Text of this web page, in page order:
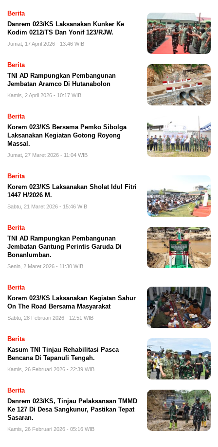
Berita
Danrem 023/KS Laksanakan Kunker Ke
Kodim 0212/TS Dan Yonif 123/RJW.
Jumat, 17 April 2026 - 13:46 WIB
Berita
TNI AD Rampungkan Pembangunan
Jembatan Aramco Di Hutanabolon
Kamis, 2 April 2026 - 10:17 WIB
Berita
Korem 023/KS Bersama Pemko Sibolga
Laksanakan Kegiatan Gotong Royong
Massal.
Jumat, 27 Maret 2026 - 11:04 WIB
Berita
Korem 023/KS Laksanakan Sholat Idul Fitri
1447 H/2026 M.
Sabtu, 21 Maret 2026 - 15:46 WIB
Berita
TNI AD Rampungkan Pembangunan
Jembatan Gantung Perintis Garuda Di
Bonanlumban.
Senin, 2 Maret 2026 - 11:30 WIB
Berita
Korem 023/KS Laksanakan Kegiatan Sahur
On The Road Bersama Masyarakat
Sabtu, 28 Februari 2026 - 12:51 WIB
Berita
Kasum TNI Tinjau Rehabilitasi Pasca
Bencana Di Tapanuli Tengah.
Kamis, 26 Februari 2026 - 22:39 WIB
Berita
Danrem 023/KS, Tinjau Pelaksanaan TMMD
Ke 127 Di Desa Sangkunur, Pastikan Tepat
Sasaran.
Kamis, 26 Februari 2026 - 05:16 WIB